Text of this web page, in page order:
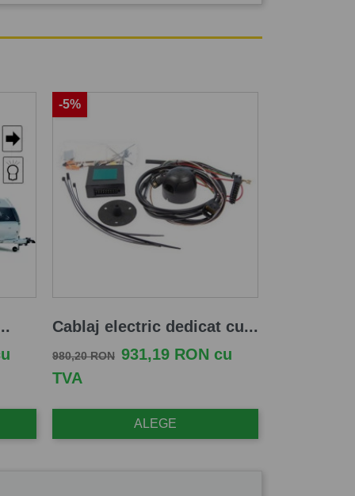
Cablaj electric dedicat cu...
Pret de baza
980,20 RON Pret
931,19 RON cu
TVA
ALEGE
-5%